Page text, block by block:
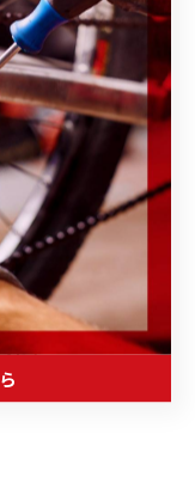
ます。
１
せ）